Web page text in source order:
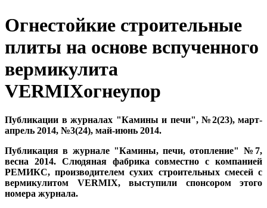
Огнестойкие строительные
плиты на основе вспученного
вермикулита
VERMIXогнеупор
Публикации в журналах "Камины и печи", №2(23), март-
апрель 2014, №3(24), май-июнь 2014.
Публикация в журнале "Камины, печи, отопление" №7,
весна 2014. Слюдяная фабрика совместно с компанией
РЕМИКС, производителем сухих строительных смесей с
вермикулитом VERMIX, выступили спонсором этого
номера журнала.